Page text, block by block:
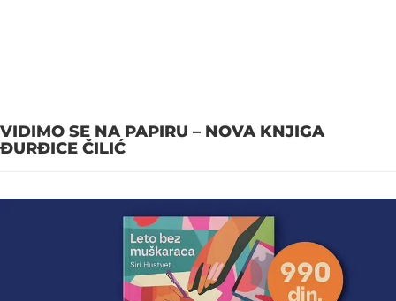
VIDIMO SE NA PAPIRU – NOVA KNJIGA
ĐURĐICE ČILIĆ